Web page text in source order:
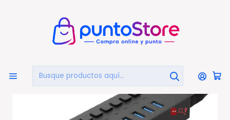
Inicio COMPUTACIÓN Hubs USB
Hub Usb 10 Puertos 3.0 Ultra Veloz - Ps